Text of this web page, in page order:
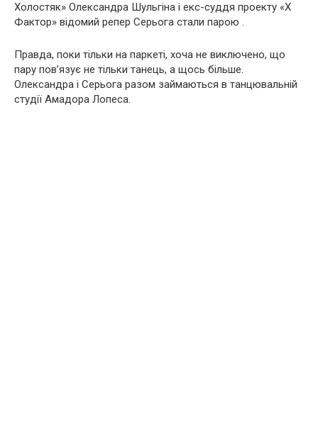
Холостяк» Олександра Шульгіна і екс-суддя проекту «Х
Фактор» відомий репер Серьога стали парою .
Правда, поки тільки на паркеті, хоча не виключено, що
пару пов’язує не тільки танець, а щось більше.
Олександра і Серьога разом займаються в танцювальній
студії Амадора Лопеса.